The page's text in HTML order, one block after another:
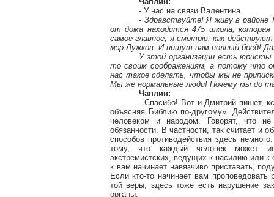
- У нас на связи Валентина.
- Здравствуйте! Я живу в
от дома находится 475 школа,
самое главное, я смотрю, как
мэр Лужков. И пишут нам полный бред!
У этой организации есть
то своим соображениям, а потому
нас такое сделать, чтобы мы не
Мы же нормальные люди! Почему мы до
Чаплин:
- Спасибо! Вот и Дмитрий пишет,
объясняя Библию по-другому».
человеком и народом. Говорят, что
обязанности. В частности, так считает и
способов противодействия здесь
тому, что каждый человек может
экстремистских, ведущих к насилию или к
к вам начинает навязчиво приставать,
Если кто-то начинает вам
той веры, здесь тоже есть нарушение
органы.